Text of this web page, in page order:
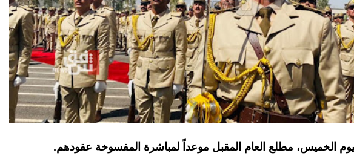
اليوم الخميس، مطلع العام المقبل موعداً لمباشرة المفسوخة عقودهم.